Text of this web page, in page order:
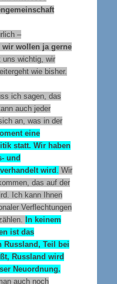
–
wir wollen ja gerne
uns wichtig, wir
wie bisher.
ich sagen, das
auch jeder
an, was in der
eine
statt. Wir haben
und
wird
Wir
das auf der
Ich kann Ihnen
Verflechtungen
In keinem
ist das
Russland, Teil bei
Russland wird
Neuordnung.
auch noch